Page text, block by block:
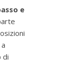
e
di